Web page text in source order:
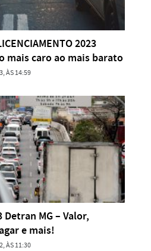
2023
mais caro ao mais barato
ÀS 14:59
MG – Valor,
e mais!
ÀS 11:30